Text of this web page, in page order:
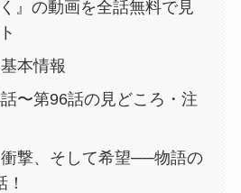
』の動画を全話無料で見
本情報
話〜第96話の見どころ・注
撃、そして希望──物語の